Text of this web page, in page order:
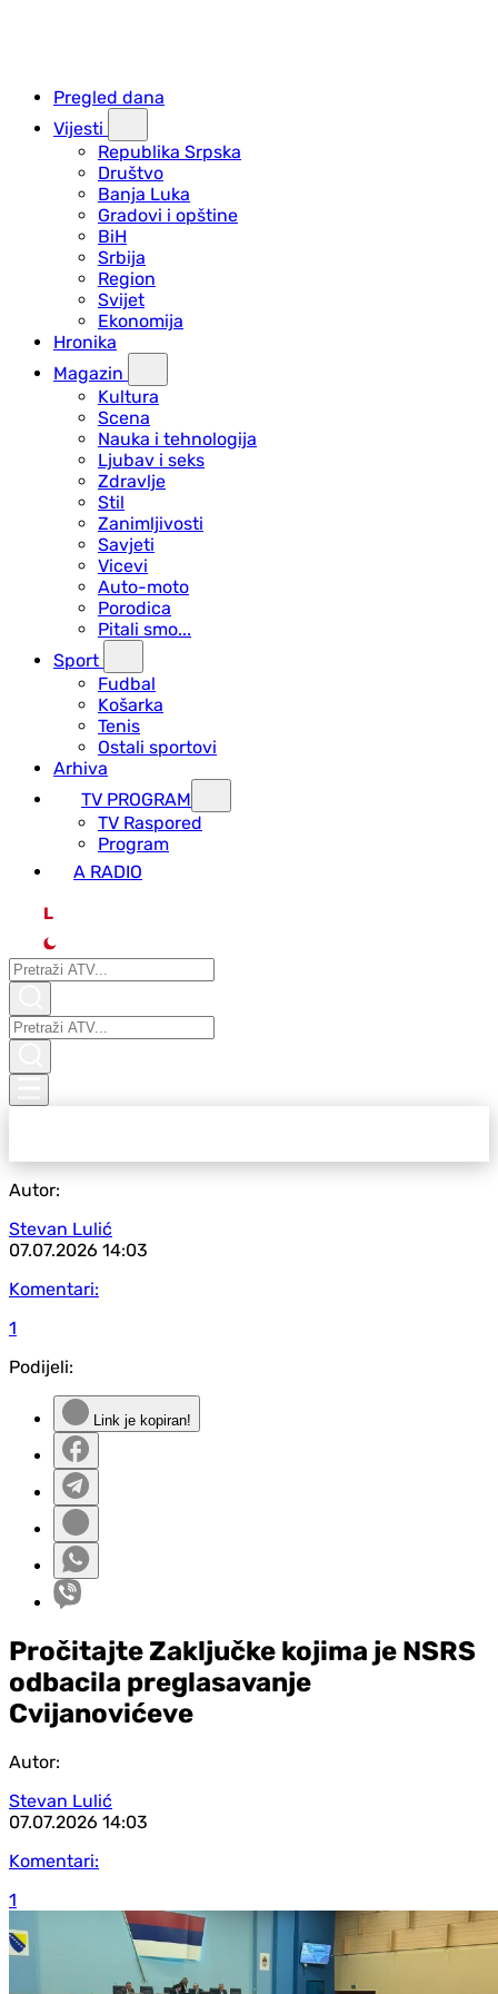
Pregled dana
Vijesti
Republika Srpska
Društvo
Banja Luka
Gradovi i opštine
BiH
Srbija
Region
Svijet
Ekonomija
Hronika
Magazin
Kultura
Scena
Nauka i tehnologija
Ljubav i seks
Zdravlje
Stil
Zanimljivosti
Savjeti
Vicevi
Auto-moto
Porodica
Pitali smo...
Sport
Fudbal
Košarka
Tenis
Ostali sportovi
Arhiva
TV PROGRAM
ТV Raspored
Program
A RADIO
L
Autor:
Stevan Lulić
07.07.2026 14:03
Komentari:
1
Podijeli:
Link je kopiran!
Pročitajte Zaključke kojima je NSRS
odbacila preglasavanje
Cvijanovićeve
Autor:
Stevan Lulić
07.07.2026 14:03
Komentari:
1